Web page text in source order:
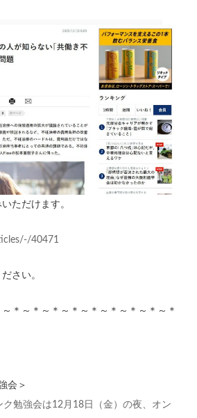
ただけます。
40471
さい。
＊～＊～＊～＊～＊～＊～＊～＊～＊
会＞
勉強会は12月18日（金）の夜、オン